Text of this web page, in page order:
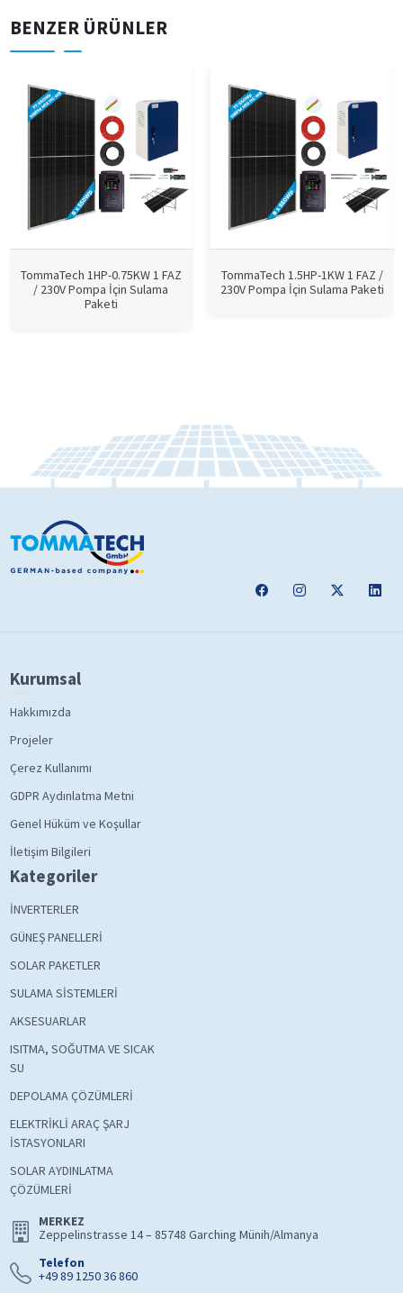
BENZER ÜRÜNLER
TommaTech 1HP-0.75KW 1 FAZ
/ 230V Pompa İçin Sulama
Paketi
TommaTech 1.5HP-1KW 1 FAZ /
230V Pompa İçin Sulama Paketi
Kurumsal
Hakkımızda
Projeler
Çerez Kullanımı
GDPR Aydınlatma Metni
Genel Hüküm ve Koşullar
İletişim Bilgileri
Kategoriler
İNVERTERLER
GÜNEŞ PANELLERİ
SOLAR PAKETLER
SULAMA SİSTEMLERİ
AKSESUARLAR
ISITMA, SOĞUTMA VE SICAK
SU
DEPOLAMA ÇÖZÜMLERİ
ELEKTRİKLİ ARAÇ ŞARJ
İSTASYONLARI
SOLAR AYDINLATMA
ÇÖZÜMLERİ
MERKEZ
Zeppelinstrasse 14 – 85748 Garching Münih/Almanya
Telefon
+49 89 1250 36 860